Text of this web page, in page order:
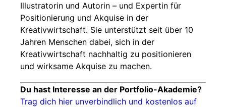
Illustratorin und Autorin – und Expertin für
Positionierung und Akquise in der
Kreativwirtschaft. Sie unterstützt seit über 10
Jahren Menschen dabei, sich in der
Kreativwirtschaft nachhaltig zu positionieren
und wirksame Akquise zu machen.
Du hast Interesse an der Portfolio-Akademie?
Trag dich hier unverbindlich und kostenlos auf